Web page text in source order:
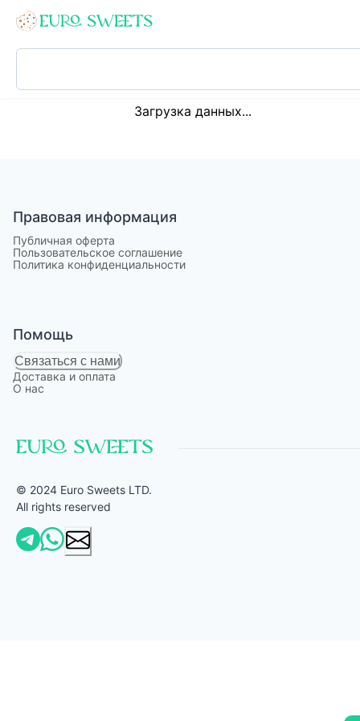
Loading...
Загрузка данных...
Правовая информация
Публичная оферта
Пользовательское соглашение
Политика конфиденциальности
Помощь
Связаться с нами
Доставка и оплата
О нас
© 2024 Euro Sweets LTD.
All rights reserved